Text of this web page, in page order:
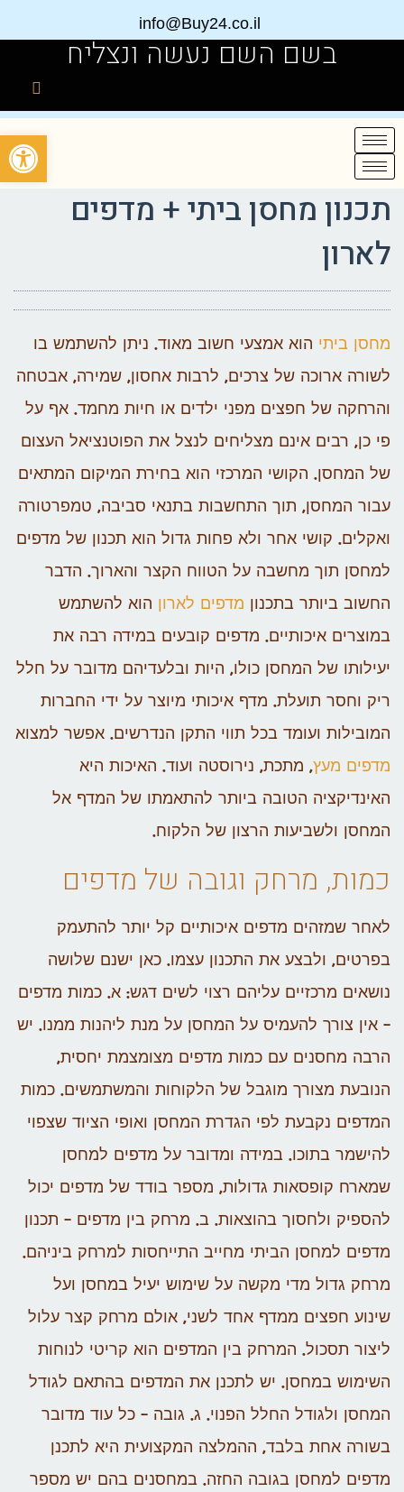
info@Buy24.co.il
בשם השם נעשה ונצליח
תכנון מחסן ביתי + מדפים
לארון
מחסן ביתי הוא אמצעי חשוב מאוד. ניתן להשתמש בו
לשורה ארוכה של צרכים, לרבות אחסון, שמירה, אבטחה
והרחקה של חפצים מפני ילדים או חיות מחמד. אף על
פי כן, רבים אינם מצליחים לנצל את הפוטנציאל העצום
של המחסן. הקושי המרכזי הוא בחירת המיקום המתאים
עבור המחסן, תוך התחשבות בתנאי סביבה, טמפרטורה
ואקלים. קושי אחר ולא פחות גדול הוא תכנון של מדפים
למחסן תוך מחשבה על הטווח הקצר והארוך. הדבר
החשוב ביותר בתכנון מדפים לארון הוא להשתמש
במוצרים איכותיים. מדפים קובעים במידה רבה את
יעילותו של המחסן כולו, היות ובלעדיהם מדובר על חלל
ריק וחסר תועלת. מדף איכותי מיוצר על ידי החברות
המובילות ועומד בכל תווי התקן הנדרשים. אפשר למצוא
מדפים מעץ, מתכת, נירוסטה ועוד. האיכות היא
האינדיקציה הטובה ביותר להתאמתו של המדף אל
המחסן ולשביעות הרצון של הלקוח.
כמות, מרחק וגובה של מדפים
לאחר שמזהים מדפים איכותיים קל יותר להתעמק
בפרטים, ולבצע את התכנון עצמו. כאן ישנם שלושה
נושאים מרכזיים עליהם רצוי לשים דגש: א. כמות מדפים
– אין צורך להעמיס על המחסן על מנת ליהנות ממנו. יש
הרבה מחסנים עם כמות מדפים מצומצמת יחסית,
הנובעת מצורך מוגבל של הלקוחות והמשתמשים. כמות
המדפים נקבעת לפי הגדרת המחסן ואופי הציוד שצפוי
להישמר בתוכו. במידה ומדובר על מדפים למחסן
שמארח קופסאות גדולות, מספר בודד של מדפים יכול
להספיק ולחסוך בהוצאות. ב. מרחק בין מדפים – תכנון
מדפים למחסן הביתי מחייב התייחסות למרחק ביניהם.
מרחק גדול מדי מקשה על שימוש יעיל במחסן ועל
שינוע חפצים ממדף אחד לשני, אולם מרחק קצר עלול
ליצור תסכול. המרחק בין המדפים הוא קריטי לנוחות
השימוש במחסן. יש לתכנן את המדפים בהתאם לגודל
המחסן ולגודל החלל הפנוי. ג. גובה – כל עוד מדובר
בשורה אחת בלבד, ההמלצה המקצועית היא לתכנן
מדפים למחסן בגובה החזה. במחסנים בהם יש מספר